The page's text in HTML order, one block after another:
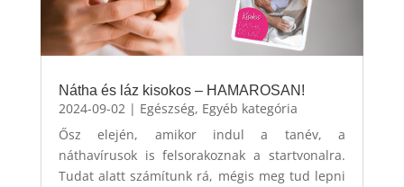
Nátha és láz kisokos – HAMAROSAN!
2024-09-02| Egészség, Egyéb kategória
Ősz elején, amikor indul a tanév, a
náthavírusok is felsorakoznak a startvonalra.
Tudat alatt számítunk rá, mégis meg tud lepni